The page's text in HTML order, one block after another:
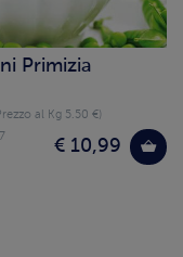
Primizia
al Kg 5.50 €)
€ 10,99